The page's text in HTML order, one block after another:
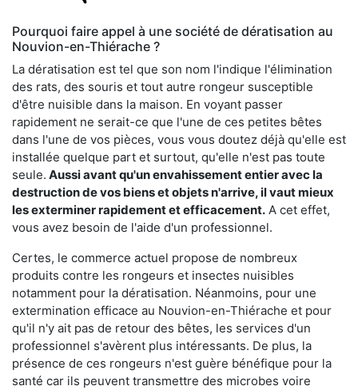
Pourquoi faire appel à une société de dératisation au
Nouvion-en-Thiérache ?
La dératisation est tel que son nom l'indique l'élimination
des rats, des souris et tout autre rongeur susceptible
d'être nuisible dans la maison. En voyant passer
rapidement ne serait-ce que l'une de ces petites bêtes
dans l'une de vos pièces, vous vous doutez déjà qu'elle est
installée quelque part et surtout, qu'elle n'est pas toute
seule. Aussi avant qu'un envahissement entier avec la
destruction de vos biens et objets n'arrive, il vaut mieux
les exterminer rapidement et efficacement. A cet effet,
vous avez besoin de l'aide d'un professionnel.
Certes, le commerce actuel propose de nombreux
produits contre les rongeurs et insectes nuisibles
notamment pour la dératisation. Néanmoins, pour une
extermination efficace au Nouvion-en-Thiérache et pour
qu'il n'y ait pas de retour des bêtes, les services d'un
professionnel s'avèrent plus intéressants. De plus, la
présence de ces rongeurs n'est guère bénéfique pour la
santé car ils peuvent transmettre des microbes voire